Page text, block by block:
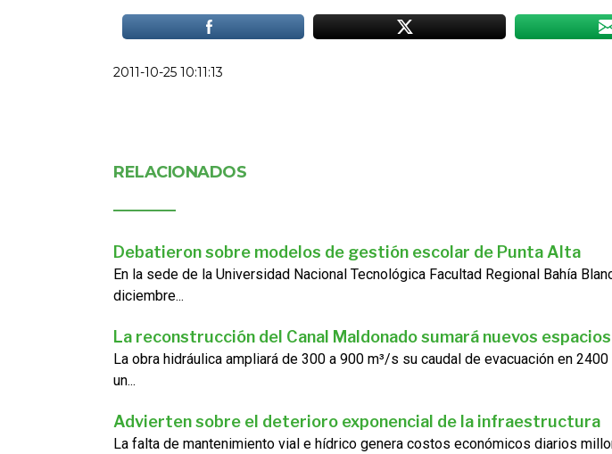
2011-10-25 10:11:13
RELACIONADOS
Debatieron sobre modelos de gestión escolar de Punta Alta
En la sede de la Universidad Nacional Tecnológica Facultad Regional Bahía
diciembre...
La reconstrucción del Canal Maldonado sumará nuevos
La obra hidráulica ampliará de 300 a 900 m³/s su caudal de evacuación en
un...
Advierten sobre el deterioro exponencial de la infraestructura
La falta de mantenimiento vial e hídrico genera costos económicos diarios